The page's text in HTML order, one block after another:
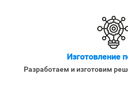
Изготовление
Разработаем и изготовим